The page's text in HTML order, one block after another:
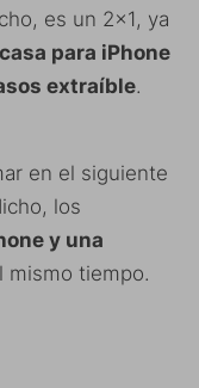
es un 2×1, ya
para iPhone
extraíble.
en el siguiente
los
y una
mismo tiempo.